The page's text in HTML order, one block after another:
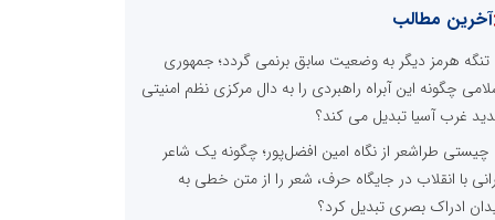
آخرین مطالب
تنگه هرمز دیگر به وضعیت سابق برنمی گردد؛ جمهوری
چگونه این آبراه راهبردی را به دال مرکزی نظم امنیتی
غرب آسیا تبدیل می کند؟
چیستی طراشعر از نگاه امین افضل‌پور؛ چگونه یک شاعر
با انقلاب در جایگاه حرف، شعر را از متن خطی به
ادراک بصری تبدیل کرد؟